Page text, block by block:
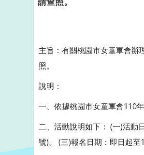
主旨：有關桃園市女童軍會辦
照。
說明：
一、依據桃園市女童軍會110
二、活動說明如下： (一)活動
號)。 (三)報名日期：即日起至